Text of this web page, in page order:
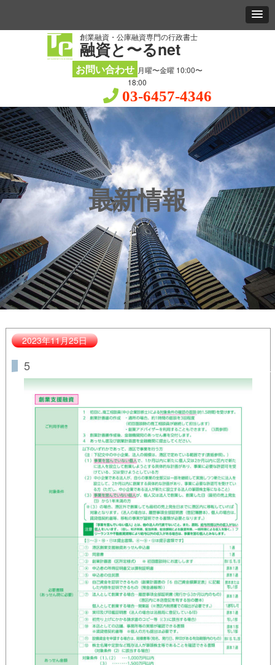
創業融資・公庫融資専門の行政書士
融資と〜るnet
お問い合わせ 月曜〜金曜 10:00〜
18:00
03-6457-4346
最新情報
2023年11月25日
5